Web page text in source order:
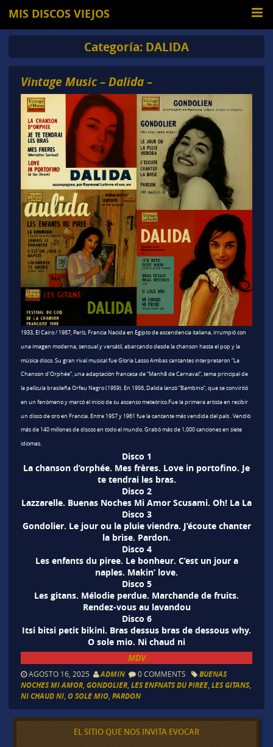
MIS DISCOS VIEJOS
Categoría: DALIDA
Vintage Music – Dalida –
1933, El Cairo / 1987, París, Francia Nacida en Egipto de ascendencia italiana, irrumpió con
una imagen moderna, sensual y versátil, abarcando desde la chanson hasta el pop y la
música disco. Su gran rival musical fue Gloria Lasso Ambas cantantes interpretaron “La
Chanson d’Orphée”, una adaptación francesa de “Manhã de Carnaval”, tema principal de
la película brasileña Orfeu Negro (1959). En 1956, Dalida lanzó “Bambino”, que se convirtió
en un fenómeno y marcó el inicio de su ascenso meteórico.Fue la primera artista en recibir
un disco de oro en Francia. Entre 1957 y 1961 fue la cantante más vendida del país . Vendió
más de 140 millones de discos en todo el mundo. Grabó más de 1,000 canciones en siete
idiomas.
Disco 1
La chanson d’orphée. Mes frères. Love in portofino. Je
te tendrai les bras.
Disco 2
Lazzarelle. Buenas Noches Mi Amor Scusami. Oh! La La
Disco 3
Gondolier. Le jour ou la pluie viendra. J’écoute chanter
la brise. Pardon.
Disco 4
Les enfants du piree. Le bonheur. C’est un jour a
naples. Makin’ love.
Disco 5
Les gitans. Mélodie perdue. Marchande de fruits.
Rendez-vous au lavandou
Disco 6
Itsi bitsi petit bikini. Bras dessus bras de dessous why.
O sole mio. Ni chaud ni
MDV
AGOSTO 16, 2025 ADMIN 0 COMMENTS
BUENAS
NOCHES MI AMOR, GONDOLIER, LES ENFNATS DU PIREE, LES GITANS,
NI CHAUD NI, O SOLE MIO, PARDON
EL SITIO QUE NOS INVITA EVOCAR